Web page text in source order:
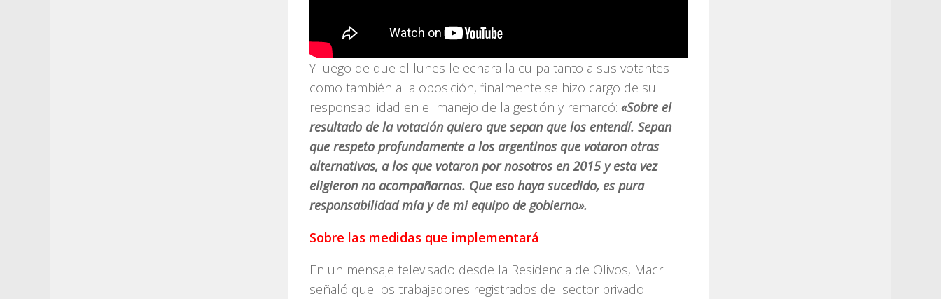
Y luego de que el lunes le echara la culpa tanto a sus votantes
como también a la oposición, finalmente se hizo cargo de su
responsabilidad en el manejo de la gestión y remarcó: «Sobre el
resultado de la votación quiero que sepan que los entendí. Sepan
que respeto profundamente a los argentinos que votaron otras
alternativas, a los que votaron por nosotros en 2015 y esta vez
eligieron no acompañarnos. Que eso haya sucedido, es pura
responsabilidad mía y de mi equipo de gobierno».
Sobre las medidas que implementará
En un mensaje televisado desde la Residencia de Olivos, Macri
señaló que los trabajadores registrados del sector privado